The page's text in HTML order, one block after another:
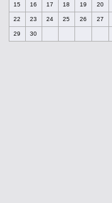
15 16 17 18 19 20
22 23 24 25 26 27
29 30